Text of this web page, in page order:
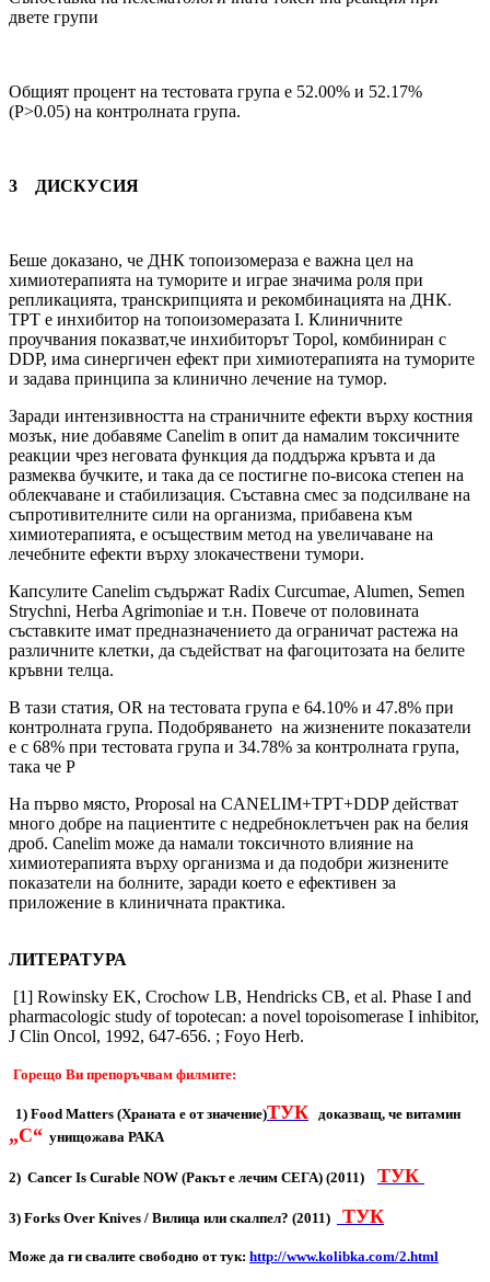
двете групи
Общият процент на тестовата група е 52.00% и 52.17%
(P>0.05) на контролната група.
3 ДИСКУСИЯ
Беше доказано, че ДНК топоизомераза е важна цел на
химиотерапията на туморите и играе значима роля при
репликацията, транскрипцията и рекомбинацията на ДНК.
TPT е инхибитор на топоизомеразата I. Клиничните
проучвания показват,че инхибиторът Topol, комбиниран с
DDP, има синергичен ефект при химиотерапията на туморите
и задава принципа за клинично лечение на тумор.
Заради интензивността на страничните ефекти върху костния
мозък, ние добавяме Canelim в опит да намалим токсичните
реакции чрез неговата функция да поддържа кръвта и да
размеква бучките, и така да се постигне по-висока степен на
облекчаване и стабилизация. Съставна смес за подсилване на
съпротивителните сили на организма, прибавена към
химиотерапията, е осъществим метод на увеличаване на
лечебните ефекти върху злокачествени тумори.
Капсулите Canelim съдържат Radix Curcumae, Alumen, Semen
Strychni, Herba Agrimoniae и т.н. Повече от половината
съставките имат предназначението да ограничат растежа на
различните клетки, да съдействат на фагоцитозата на белите
кръвни телца.
В тази статия, OR на тестовата група е 64.10% и 47.8% при
контролната група. Подобряването на жизнените показатели
е с 68% при тестовата група и 34.78% за контролната група,
така че P
На първо място, Proposal на CANELIM+TPT+DDP действат
много добре на пациентите с недребноклетъчен рак на белия
дроб. Canelim може да намали токсичното влияние на
химиотерапията върху организма и да подобри жизнените
показатели на болните, заради което е ефективен за
приложение в клиничната практика.
ЛИТЕРАТУРА
[1] Rowinsky EK, Crochow LB, Hendricks CB, et al. Phase I and
pharmacologic study of topotecan: a novel topoisomerase I inhibitor,
J Clin Oncol, 1992, 647-656. ; Foyo Herb.
Горещо Ви препоръчвам филмите:
1) Food Matters (Храната е от значение)ТУК доказващ, че витамин
„С“ унищожава РАКА
2) Cancer Is Curable NOW (Ракът е лечим СЕГА) (2011) ТУК
3) Forks Over Knives / Вилица или скалпел? (2011) ТУК
Може да ги свалите свободно от тук: http://www.kolibka.com/2.html